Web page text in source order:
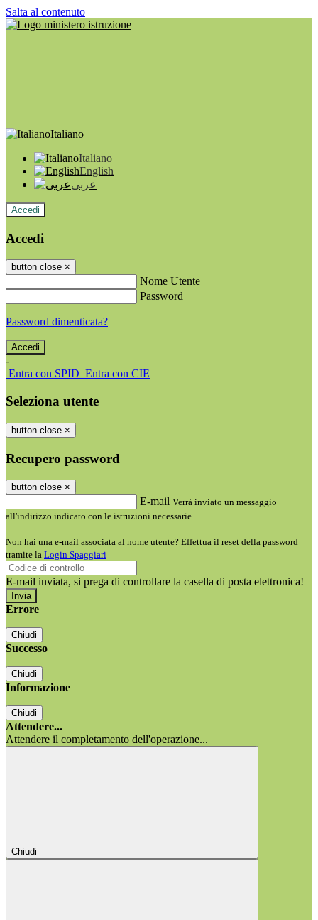
Salta al contenuto
Italiano
Italiano
English
عربى
Accedi
Accedi
button close ×
Nome Utente
Password
Password dimenticata?
-
Entra con SPID Entra con CIE
Seleziona utente
button close ×
Recupero password
button close ×
E-mail Verrà inviato un messaggio
all'indirizzo indicato con le istruzioni necessarie.
Non hai una e-mail associata al nome utente? Effettua il reset della password
tramite la Login Spaggiari
E-mail inviata, si prega di controllare la casella di posta elettronica!
Errore
Chiudi
Successo
Chiudi
Informazione
Chiudi
Attendere...
Attendere il completamento dell'operazione...
Chiudi